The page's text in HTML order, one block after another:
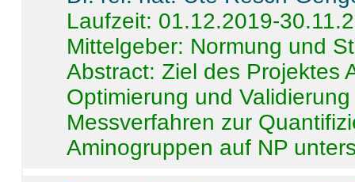
Laufzeit: 01.12.2019-
Mittelgeber: Normung und
Abstract:Ziel des Projektes
Optimierung und
Messverfahren zur
Aminogruppen auf NP